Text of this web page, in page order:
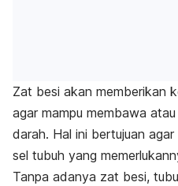
Zat besi akan memberikan
agar mampu membawa
darah. Hal ini bertujuan
sel tubuh yang
Tanpa adanya zat besi,